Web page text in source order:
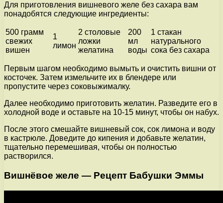
Для приготовления вишневого желе без сахара вам
понадобятся следующие ингредиенты:
500 грамм
свежих
вишен
1
лимон
2 столовые
ложки
желатина
200
мл
воды
1 стакан
натурального
сока без сахара
Первым шагом необходимо вымыть и очистить вишни от
косточек. Затем измельчите их в блендере или
пропустите через соковыжималку.
Далее необходимо приготовить желатин. Разведите его в
холодной воде и оставьте на 10-15 минут, чтобы он набух.
После этого смешайте вишневый сок, сок лимона и воду
в кастрюле. Доведите до кипения и добавьте желатин,
тщательно перемешивая, чтобы он полностью
растворился.
Вишнёвое желе — Рецепт Бабушки Эммы